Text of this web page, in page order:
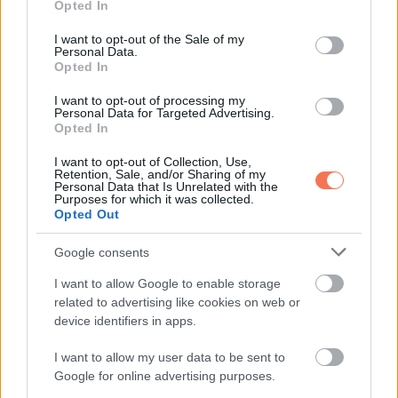
use your data for below specified purposes in below Google
consent section.
Opted In
I want to opt-out of the Sale of my
Personal Data.
Opted In
I want to opt-out of processing my
Personal Data for Targeted Advertising.
Opted In
I want to opt-out of Collection, Use,
Retention, Sale, and/or Sharing of my
Personal Data that Is Unrelated with the
Purposes for which it was collected.
Opted Out
Google consents
I want to allow Google to enable storage
related to advertising like cookies on web or
device identifiers in apps.
I want to allow my user data to be sent to
Google for online advertising purposes.
neveljem, amíg te visszamész az igazi életedbe.
A következő is hasonló volt.
„Daniel,
Azt hiszed, mindenkit védesz, de közben mindannyiunkat
bántasz. Ha szeretnél, nem mennél vissza mindig. Hagyd ott
A betűk összefolytak, mert könnyek ültek a szemembe.
Mélységesen fáradt lettem, mégis tovább kutattam, és
végül találtam egy levelet Daniel kézírásával.